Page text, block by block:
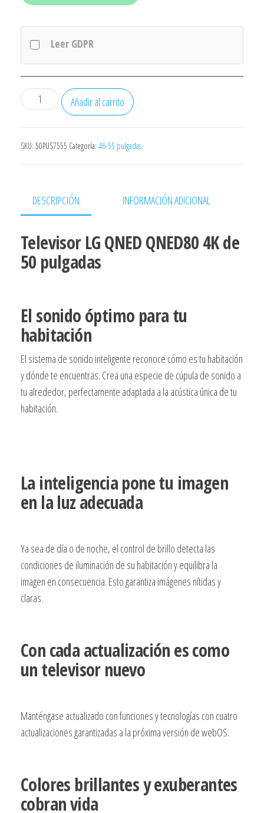
Leer GDPR
Televisor
LG
50QNED80T6A
4K/
TV/
WiFi
cantidad
Añadir al carrito
SKU: 50PUS7555 Categoría: 46-55 pulgadas
DESCRIPCIÓN INFORMACIÓN ADICIONAL
Televisor LG QNED QNED80 4K de
50 pulgadas
El sonido óptimo para tu
habitación
El sistema de sonido inteligente reconoce cómo es tu habitación
y dónde te encuentras. Crea una especie de cúpula de sonido a
tu alrededor, perfectamente adaptada a la acústica única de tu
habitación.
La inteligencia pone tu imagen
en la luz adecuada
Ya sea de día o de noche, el control de brillo detecta las
condiciones de iluminación de su habitación y equilibra la
imagen en consecuencia. Esto garantiza imágenes nítidas y
claras.
Con cada actualización es como
un televisor nuevo
Manténgase actualizado con funciones y tecnologías con cuatro
actualizaciones garantizadas a la próxima versión de webOS.
Colores brillantes y exuberantes
cobran vida